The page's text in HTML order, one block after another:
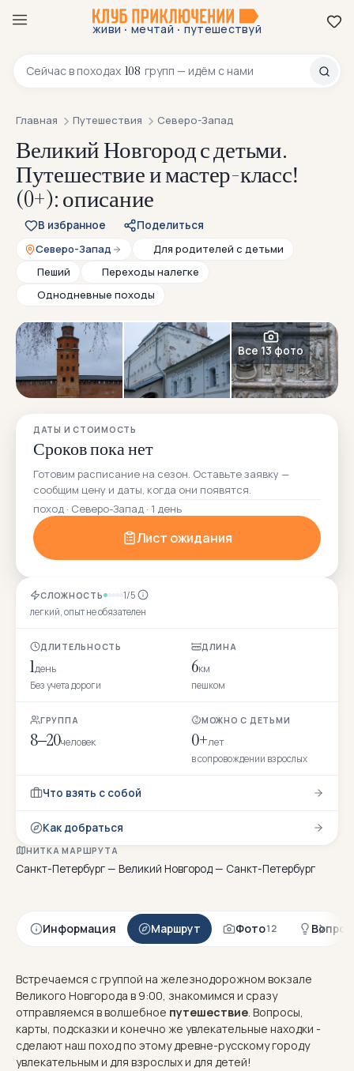
живи · мечтай · путешествуй
Сейчас в походах 108 групп — идём с нами
8 800 200-70-23
Главная Путешествия Северо-Запад
Великий Новгород с детьми.
Путешествие и мастер-класс!
(0+): описание
В избранное
Поделиться
Северо-Запад
Для родителей с детьми
Пеший
Переходы налегке
Однодневные походы
Все 13 фото
СЛОЖНОСТЬ 1/5
легкий, опыт не обязателен
ДЛИТЕЛЬНОСТЬ
1день
Без учета дороги
ДЛИНА
6км
пешком
ГРУППА
8–20человек
МОЖНО С ДЕТЬМИ
0+лет
в сопровождении взрослых
Что взять с собой
Как добраться
НИТКА МАРШРУТА
Санкт-Петербург — Великий Новгород — Санкт-Петербург
ДАТЫ И СТОИМОСТЬ
Сроков пока нет
Готовим расписание на сезон. Оставьте заявку —
сообщим цену и даты, когда они появятся.
поход · Северо-Запад · 1 день
Лист ожидания
Информация Маршрут Фото12
Встречаемся с группой на железнодорожном вокзале
Великого Новгорода в 9:00, знакомимся и сразу
отправляемся в волшебное путешествие. Вопросы,
карты, подсказки и конечно же увлекательные находки -
сделают наш поход по этому древне-русскому городу
увлекательным и для взрослых и для детей!